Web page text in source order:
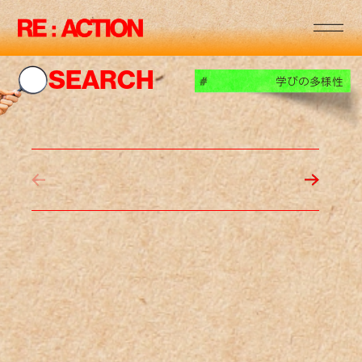
SEARCH
:
:
:
:
:
:
# 学びの多様性
RE:
RE:
RE:
RE:
RE:
RE: